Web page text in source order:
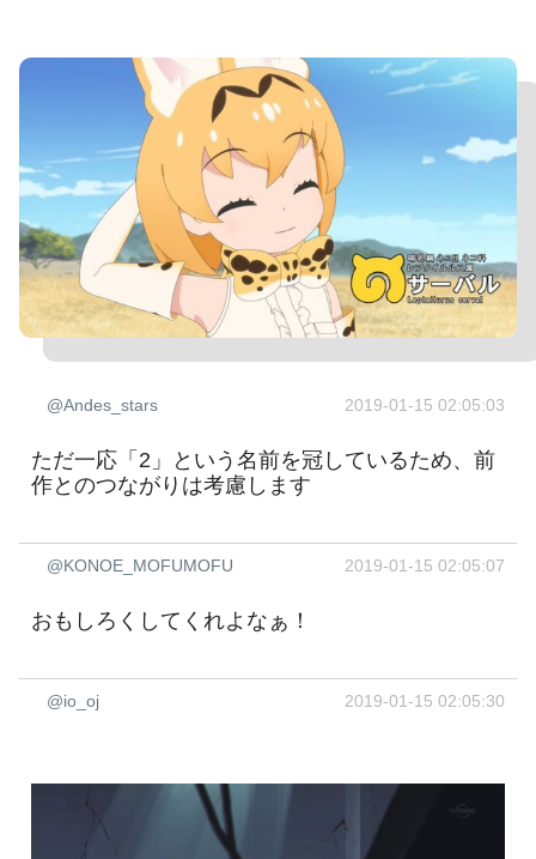
@Andes_stars 2019-01-15 02:05:03
ただ一応「2」という名前を冠しているため、前
作とのつながりは考慮します
@KONOE_MOFUMOFU 2019-01-15 02:05:07
おもしろくしてくれよなぁ！
@io_oj 2019-01-15 02:05:30